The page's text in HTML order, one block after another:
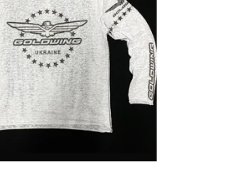
по Украине каждый
день